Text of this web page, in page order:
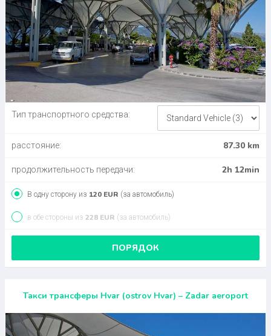
Тип транспортного средства:
расстояние: 87.30 km
продолжительность передачи: 2h 12min
В одну сторону из 120 EUR (за автомобиль)
в обе стороны из 228 EUR (за автомобиль)
ПОРЯДОК
Такси трансферы Hvar (ostrov Hvar) – Zadar aeroport